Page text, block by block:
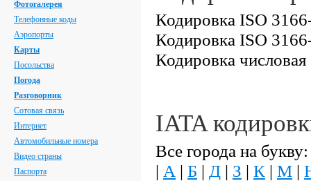
Фотогалерея
Телефонные коды
Аэропорты
Карты
Посольства
Погода
Разговорник
Сотовая связь
Интернет
Автомобильные номера
Видео страны
Паспорта
Кодировка ISO
Кодировка ISO
Кодировка
IATA
Все города на букву:
| А | Б | Д | З | К | М |